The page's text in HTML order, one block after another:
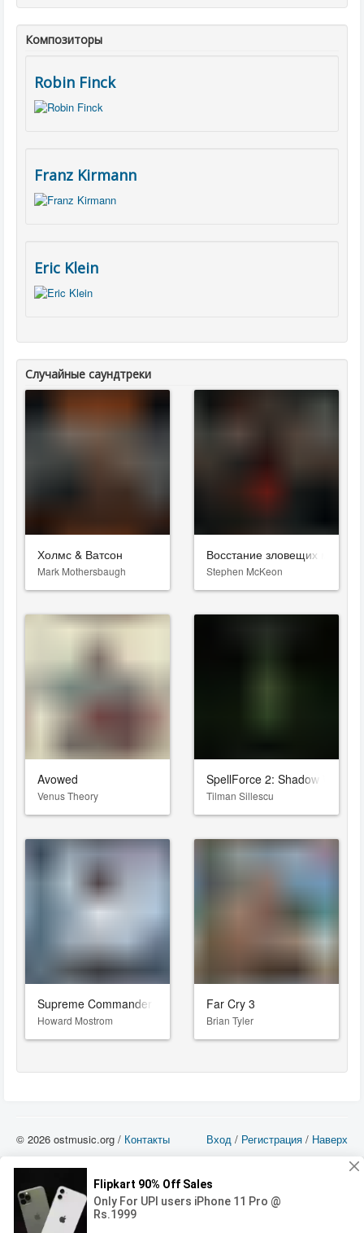
Композиторы
Robin Finck
Franz Kirmann
Eric Klein
Случайные саундтреки
Холмс & Ватсон
Mark Mothersbaugh
Восстание зловещих
Stephen McKeon
Avowed
Venus Theory
SpellForce 2: Shadow Wars
Tilman Sillescu
Supreme Commander 2
Howard Mostrom
Far Cry 3
Brian Tyler
Вход / Регистрация / Наверх
© 2026 ostmusic.org / Контакты
можете использовать такие материалы только в том в случае, если
использование производится с ознакомительными целями - для прочих целей
вы должны приобрести лицензионную запись.